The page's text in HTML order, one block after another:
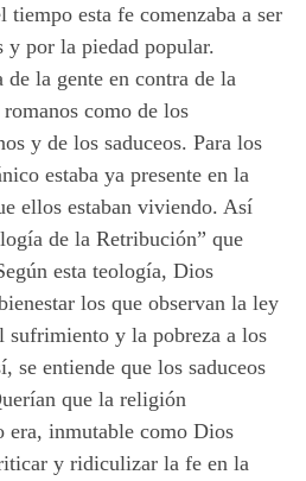
tiempo esta fe comenzaba a ser
y por la piedad popular.
la gente en contra de la
como de los
y de los saduceos. Para los
estaba ya presente en la
ellos estaban viviendo. Así
de la Retribución” que
esta teología, Dios
los que observan la ley
sufrimiento y la pobreza a los
se entiende que los saduceos
que la religión
era, inmutable como Dios
y ridiculizar la fe en la